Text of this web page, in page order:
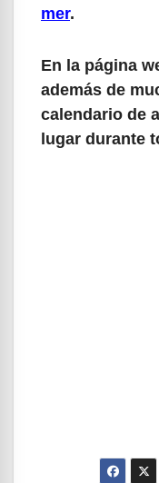
mer.
En la página
además de
calendario de
lugar durante